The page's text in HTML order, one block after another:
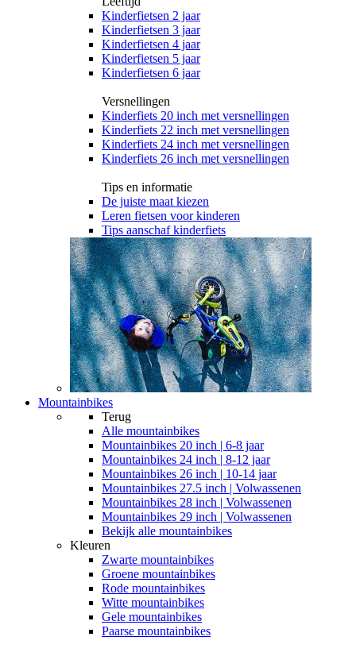
Kinderfietsen 2 jaar
Kinderfietsen 3 jaar
Kinderfietsen 4 jaar
Kinderfietsen 5 jaar
Kinderfietsen 6 jaar
Versnellingen
Kinderfiets 20 inch met versnellingen
Kinderfiets 22 inch met versnellingen
Kinderfiets 24 inch met versnellingen
Kinderfiets 26 inch met versnellingen
Tips en informatie
De juiste maat kiezen
Leren fietsen voor kinderen
Tips aanschaf kinderfiets
Mountainbikes
Terug
Alle mountainbikes
Mountainbikes 20 inch | 6-8 jaar
Mountainbikes 24 inch | 8-12 jaar
Mountainbikes 26 inch | 10-14 jaar
Mountainbikes 27.5 inch | Volwassenen
Mountainbikes 28 inch | Volwassenen
Mountainbikes 29 inch | Volwassenen
Bekijk alle mountainbikes
Kleuren
Zwarte mountainbikes
Groene mountainbikes
Rode mountainbikes
Witte mountainbikes
Gele mountainbikes
Paarse mountainbikes